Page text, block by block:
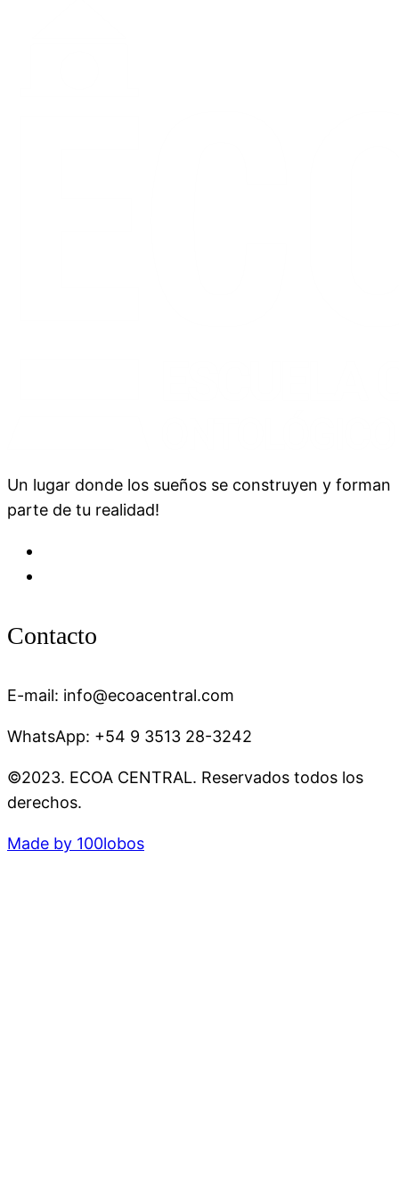
Un lugar donde los sueños se construyen y forman
parte de tu realidad!
Contacto
E-mail: info@ecoacentral.com
WhatsApp: +54 9 3513 28-3242
©2023. ECOA CENTRAL. Reservados todos los
derechos.
Made by 100lobos